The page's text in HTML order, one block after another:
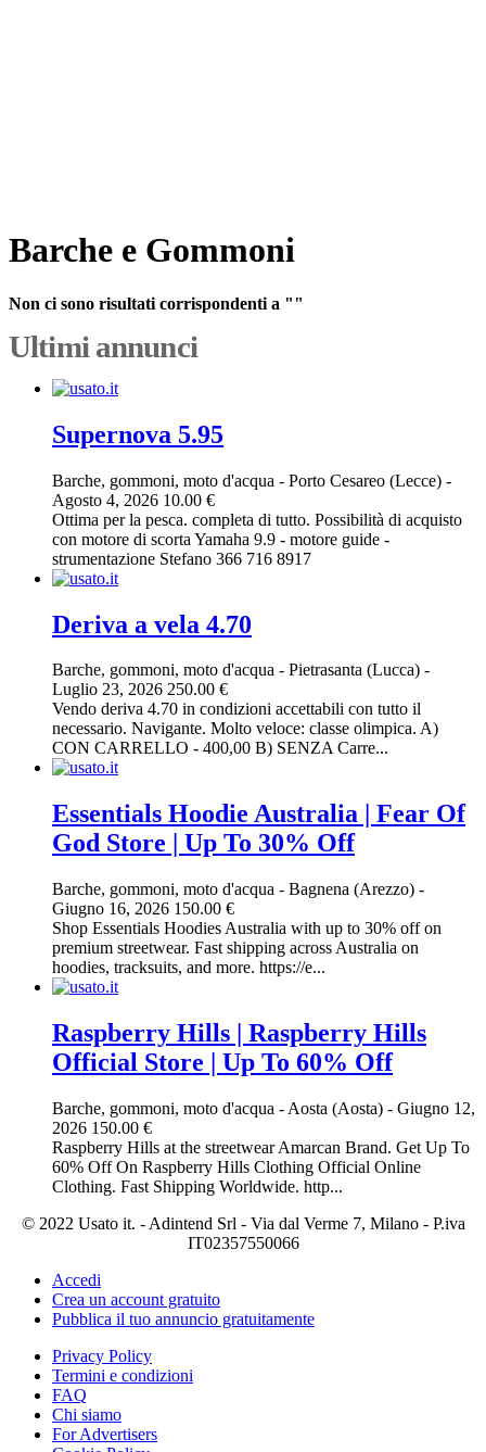
Barche e Gommoni
Non ci sono risultati corrispondenti a ""
Ultimi annunci
Supernova 5.95
Barche, gommoni, moto d'acqua - Porto Cesareo (Lecce) -
Agosto 4, 2026 10.00 €
Ottima per la pesca. completa di tutto. Possibilità di acquisto
con motore di scorta Yamaha 9.9 - motore guide -
strumentazione Stefano 366 716 8917
Deriva a vela 4.70
Barche, gommoni, moto d'acqua - Pietrasanta (Lucca) -
Luglio 23, 2026 250.00 €
Vendo deriva 4.70 in condizioni accettabili con tutto il
necessario. Navigante. Molto veloce: classe olimpica. A)
CON CARRELLO - 400,00 B) SENZA Carre...
Essentials Hoodie Australia | Fear Of
God Store | Up To 30% Off
Barche, gommoni, moto d'acqua - Bagnena (Arezzo) -
Giugno 16, 2026 150.00 €
Shop Essentials Hoodies Australia with up to 30% off on
premium streetwear. Fast shipping across Australia on
hoodies, tracksuits, and more. https://e...
Raspberry Hills | Raspberry Hills
Official Store | Up To 60% Off
Barche, gommoni, moto d'acqua - Aosta (Aosta) - Giugno 12,
2026 150.00 €
Raspberry Hills at the streetwear Amarcan Brand. Get Up To
60% Off On Raspberry Hills Clothing Official Online
Clothing. Fast Shipping Worldwide. http...
© 2022 Usato it. - Adintend Srl - Via dal Verme 7, Milano - P.iva
IT02357550066
Accedi
Crea un account gratuito
Pubblica il tuo annuncio gratuitamente
Privacy Policy
Termini e condizioni
FAQ
Chi siamo
For Advertisers